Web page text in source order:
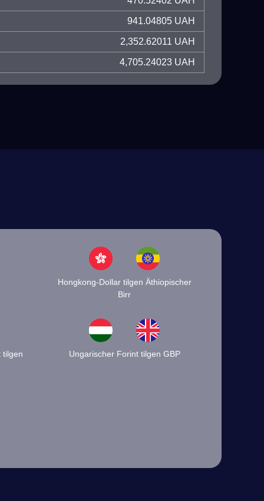
941.04805 UAH
2,352.62011 UAH
4,705.24023 UAH
Hongkong-Dollar tilgen Äthiopischer
Birr
tilgen Ungarischer Forint tilgen GBP